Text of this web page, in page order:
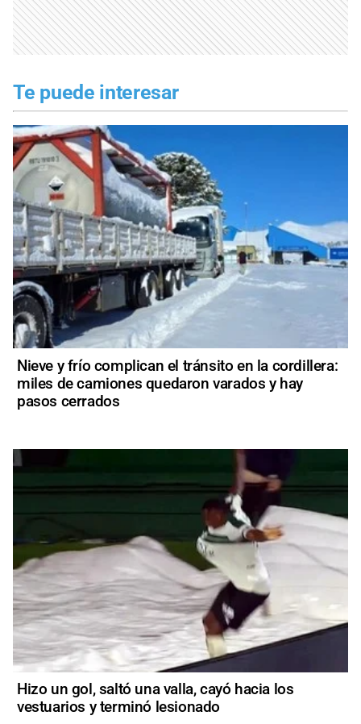
Te puede interesar
Nieve y frío complican el tránsito en la cordillera:
miles de camiones quedaron varados y hay
pasos cerrados
Hizo un gol, saltó una valla, cayó hacia los
vestuarios y terminó lesionado